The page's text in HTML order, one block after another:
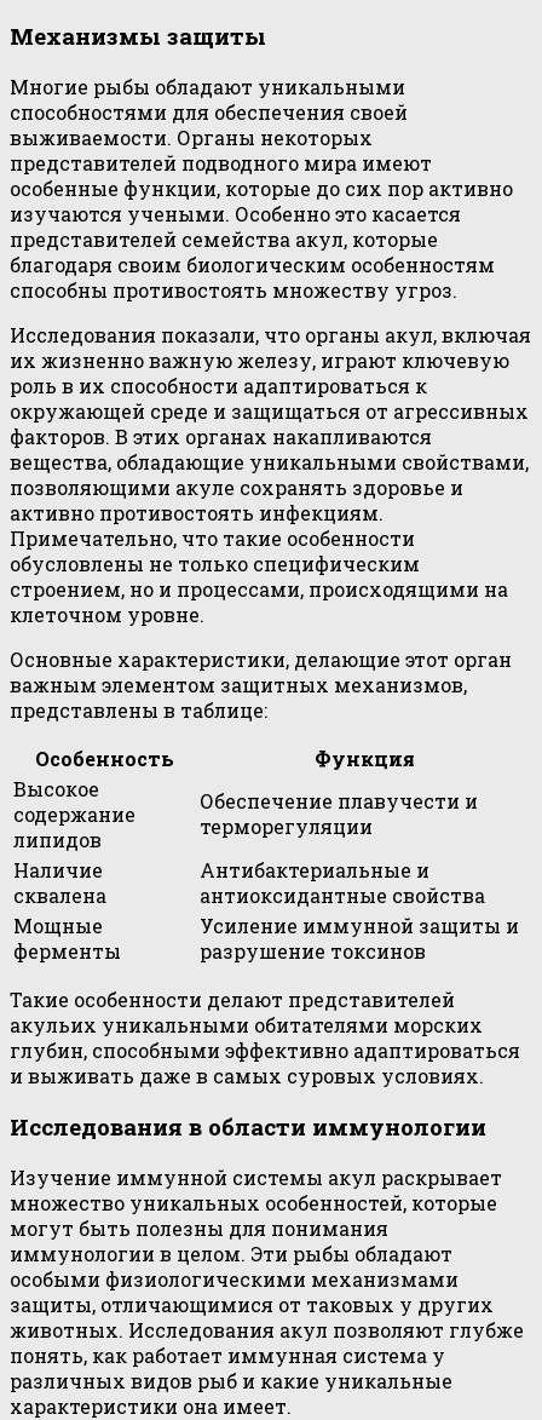
Механизмы защиты
Многие рыбы обладают уникальными
способностями для обеспечения своей
выживаемости. Органы некоторых
представителей подводного мира имеют
особенные функции, которые до сих пор активно
изучаются учеными. Особенно это касается
представителей семейства акул, которые
благодаря своим биологическим особенностям
способны противостоять множеству угроз.
Исследования показали, что органы акул, включая
их жизненно важную железу, играют ключевую
роль в их способности адаптироваться к
окружающей среде и защищаться от агрессивных
факторов. В этих органах накапливаются
вещества, обладающие уникальными свойствами,
позволяющими акуле сохранять здоровье и
активно противостоять инфекциям.
Примечательно, что такие особенности
обусловлены не только специфическим
строением, но и процессами, происходящими на
клеточном уровне.
Основные характеристики, делающие этот орган
важным элементом защитных механизмов,
представлены в таблице:
Особенность
Функция
Высокое
содержание
липидов
Обеспечение плавучести и
терморегуляции
Наличие
сквалена
Антибактериальные и
антиоксидантные свойства
Мощные
ферменты
Усиление иммунной защиты и
разрушение токсинов
Такие особенности делают представителей
акульих уникальными обитателями морских
глубин, способными эффективно адаптироваться
и выживать даже в самых суровых условиях.
Исследования в области иммунологии
Изучение иммунной системы акул раскрывает
множество уникальных особенностей, которые
могут быть полезны для понимания
иммунологии в целом. Эти рыбы обладают
особыми физиологическими механизмами
защиты, отличающимися от таковых у других
животных. Исследования акул позволяют глубже
понять, как работает иммунная система у
различных видов рыб и какие уникальные
характеристики она имеет.